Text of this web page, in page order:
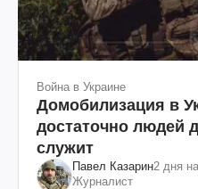
Война в Украине
Домобилизация в
достаточно людей
служит
Павел Казарин2 дня
Журналист